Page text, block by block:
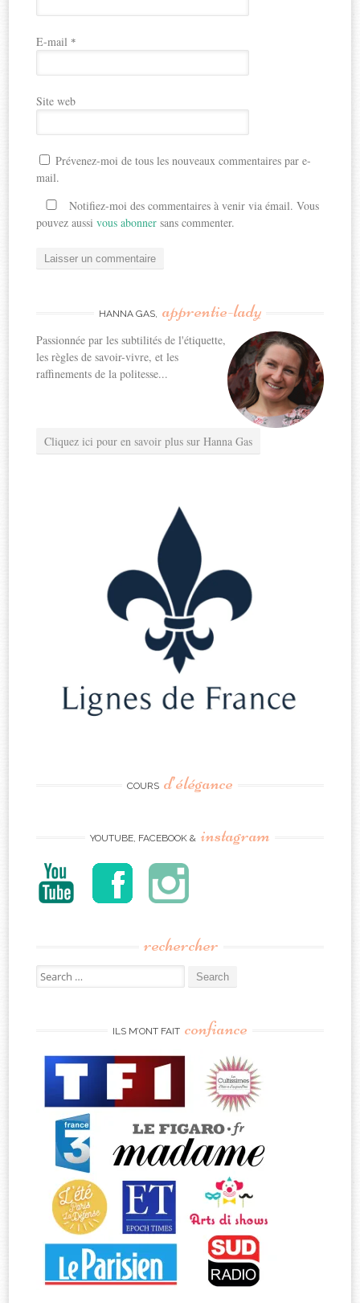
E-mail *
Site web
Prévenez-moi de tous les nouveaux commentaires par e-
mail.
Notifiez-moi des commentaires à venir via émail. Vous
pouvez aussivous abonner sans commenter.
HANNA GAS, apprentie-lady
Passionnée par les subtilités de l'étiquette,
les règles de savoir-vivre, et les
raffinements de la politesse...
Cliquez ici pour en savoir plus sur Hanna Gas
COURS d’élégance
YOUTUBE, FACEBOOK & instagram
rechercher
Search
for:
ILS M’ONT FAIT confiance